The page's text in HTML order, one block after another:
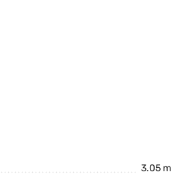
3.05 m